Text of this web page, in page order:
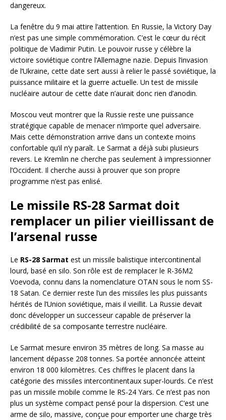
dangereux.
La fenêtre du 9 mai attire l’attention. En Russie, la Victory Day
n’est pas une simple commémoration. C’est le cœur du récit
politique de Vladimir Putin. Le pouvoir russe y célèbre la
victoire soviétique contre l’Allemagne nazie. Depuis l’invasion
de l’Ukraine, cette date sert aussi à relier le passé soviétique, la
puissance militaire et la guerre actuelle. Un test de missile
nucléaire autour de cette date n’aurait donc rien d’anodin.
Moscou veut montrer que la Russie reste une puissance
stratégique capable de menacer n’importe quel adversaire.
Mais cette démonstration arrive dans un contexte moins
confortable qu’il n’y paraît. Le Sarmat a déjà subi plusieurs
revers. Le Kremlin ne cherche pas seulement à impressionner
l’Occident. Il cherche aussi à prouver que son propre
programme n’est pas enlisé.
Le missile RS-28 Sarmat doit
remplacer un pilier vieillissant de
l’arsenal russe
Le RS-28 Sarmat est un missile balistique intercontinental
lourd, basé en silo. Son rôle est de remplacer le R-36M2
Voevoda, connu dans la nomenclature OTAN sous le nom SS-
18 Satan. Ce dernier reste l’un des missiles les plus puissants
hérités de l’Union soviétique, mais il vieillit. La Russie devait
donc développer un successeur capable de préserver la
crédibilité de sa composante terrestre nucléaire.
Le Sarmat mesure environ 35 mètres de long. Sa masse au
lancement dépasse 208 tonnes. Sa portée annoncée atteint
environ 18 000 kilomètres. Ces chiffres le placent dans la
catégorie des missiles intercontinentaux super-lourds. Ce n’est
pas un missile mobile comme le RS-24 Yars. Ce n’est pas non
plus un système compact pensé pour la dispersion. C’est une
arme de silo, massive, conçue pour emporter une charge très